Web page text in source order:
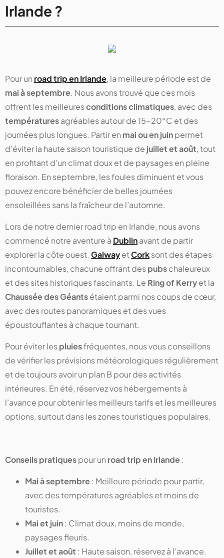
Irlande ?
Pour un road trip en Irlande, la meilleure période est de
mai à septembre. Nous avons trouvé que ces mois
offrent les meilleuresconditions climatiques, avec des
températuresagréables autour de 15-20°C et des
journées plus longues. Partir en mai ou en juinpermet
d’éviter la haute saison touristique de juillet et août, tout
en profitant d’un climat doux et de paysages en pleine
floraison. En septembre, les foules diminuent et vous
pouvez encore bénéficier de belles journées
ensoleillées sans la fraîcheur de l’automne.
Lors de notre dernier road trip en Irlande, nous avons
commencé notre aventure à Dublinavant de partir
explorer la côte ouest. GalwayetCorksont des étapes
incontournables, chacune offrant despubschaleureux
et des sites historiques fascinants. Le Ring of Kerryet la
Chaussée des Géantsétaient parmi nos coups de cœur,
avec des routes panoramiques et des vues
époustouflantes à chaque tournant.
Pour éviter lespluiesfréquentes, nous vous conseillons
de vérifier les prévisions météorologiques régulièrement
et de toujours avoir un plan B pour des activités
intérieures. En été, réservez vos hébergements à
l’avance pour obtenir les meilleurs tarifs et les meilleures
options, surtout dans les zones touristiques populaires.
Conseils pratiquespour un road trip en Irlande:
Mai à septembre: Meilleure période pour partir,
avec des températures agréables et moins de
touristes.
Mai et juin: Climat doux, moins de monde,
paysages fleuris.
Juillet et août : Haute saison, réservez à l'avance.